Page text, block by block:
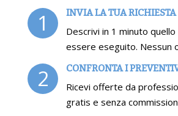
1 INVIA LA TUA RICHIESTA
Descrivi in 1 minuto
essere eseguito. Nessun
2 CONFRONTA I
Ricevi offerte da
gratis e senza